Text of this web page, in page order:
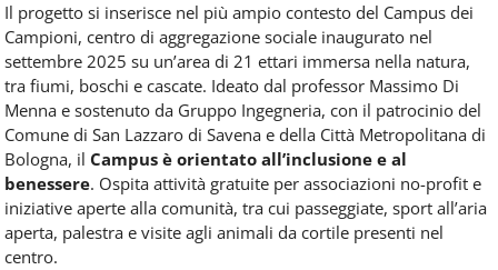
Il progetto si inserisce nel più ampio contesto del Campus dei
Campioni, centro di aggregazione sociale inaugurato nel
settembre 2025 su un’area di 21 ettari immersa nella natura,
tra fiumi, boschi e cascate. Ideato dal professor Massimo Di
Menna e sostenuto da Gruppo Ingegneria, con il patrocinio del
Comune di San Lazzaro di Savena e della Città Metropolitana di
Bologna, il Campus è orientato all’inclusione e al
benessere. Ospita attività gratuite per associazioni no-profit e
iniziative aperte alla comunità, tra cui passeggiate, sport all’aria
aperta, palestra e visite agli animali da cortile presenti nel
centro.